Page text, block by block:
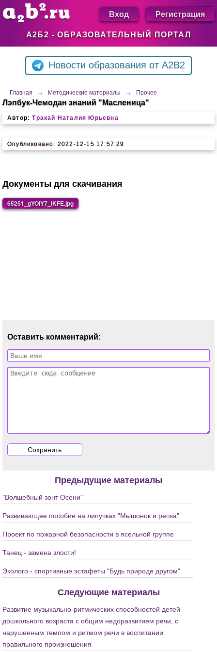
А2Б2 - ОБРАЗОВАТЕЛЬНЫЙ ПОРТАЛ
Вход Регистрация
Новости образования от A2B2
Главная → Методические материалы → Прочее
Лэпбук-Чемодан знаний "Масленица"
Автор: Тракай Наталия Юрьевна
Опубликовано: 2022-12-15 17:57:29
Документы для скачивания
65251_gYOiY7_iKFE.jpg
Оставить комментарий:
Предыдущие материалы
"Волшебный зонт Осени"
Развивающее пособие на липучках "Мышонок и репка"
Проект по пожарной безопасности в ясельной группе
Танец - замена злости!
Эколого - спортивные эстафеты "Будь природе другом"
Следующие материалы
Развитие музыкально-ритмических способностей детей
дошкольного возраста с общим недоразвитием речи, с
нарушенным темпом и ритмом речи в воспитании
правильного произношения